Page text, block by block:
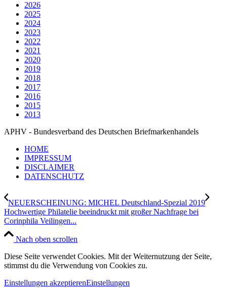
2026
2025
2024
2023
2022
2021
2020
2019
2018
2017
2016
2015
2013
APHV - Bundesverband des Deutschen Briefmarkenhandels
HOME
IMPRESSUM
DISCLAIMER
DATENSCHUTZ
NEUERSCHEINUNG: MICHEL Deutschland-Spezial 2019
Hochwertige Philatelie beeindruckt mit großer Nachfrage bei
Corinphila Veilingen...
Nach oben scrollen
Diese Seite verwendet Cookies. Mit der Weiternutzung der Seite,
stimmst du die Verwendung von Cookies zu.
Einstellungen akzeptierenEinstellungen